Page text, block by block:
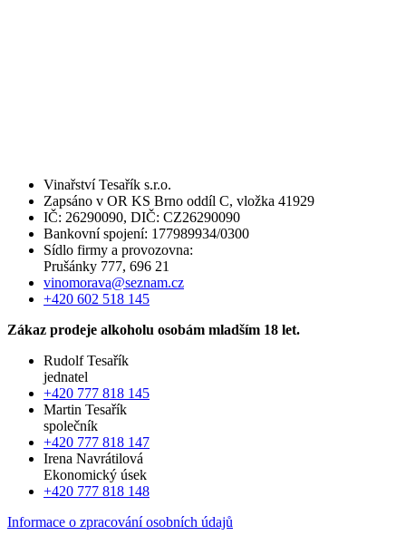
Vinařství Tesařík s.r.o.
Zapsáno v OR KS Brno oddíl C, vložka 41929
IČ: 26290090, DIČ: CZ26290090
Bankovní spojení: 177989934/0300
Sídlo firmy a provozovna:
Prušánky 777, 696 21
vinomorava@seznam.cz
+420 602 518 145
Zákaz prodeje alkoholu osobám mladším 18 let.
Rudolf Tesařík
jednatel
+420 777 818 145
Martin Tesařík
společník
+420 777 818 147
Irena Navrátilová
Ekonomický úsek
+420 777 818 148
Informace o zpracování osobních údajů